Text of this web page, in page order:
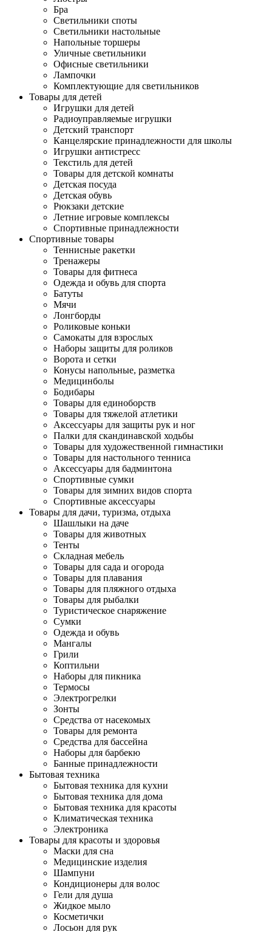
Бра
Светильники споты
Светильники настольные
Напольные торшеры
Уличные светильники
Офисные светильники
Лампочки
Комплектующие для светильников
Товары для детей
Игрушки для детей
Радиоуправляемые игрушки
Детский транспорт
Канцелярские принадлежности для школы
Игрушки антистресс
Текстиль для детей
Товары для детской комнаты
Детская посуда
Детская обувь
Рюкзаки детские
Летние игровые комплексы
Спортивные принадлежности
Спортивные товары
Теннисные ракетки
Тренажеры
Товары для фитнеса
Одежда и обувь для спорта
Батуты
Мячи
Лонгборды
Роликовые коньки
Самокаты для взрослых
Наборы защиты для роликов
Ворота и сетки
Конусы напольные, разметка
Медицинболы
Бодибары
Товары для единоборств
Товары для тяжелой атлетики
Аксессуары для защиты рук и ног
Палки для скандинавской ходьбы
Товары для художественной гимнастики
Товары для настольного тенниса
Аксессуары для бадминтона
Спортивные сумки
Товары для зимних видов спорта
Спортивные аксессуары
Товары для дачи, туризма, отдыха
Шашлыки на даче
Товары для животных
Тенты
Складная мебель
Товары для сада и огорода
Товары для плавания
Товары для пляжного отдыха
Товары для рыбалки
Туристическое снаряжение
Сумки
Одежда и обувь
Мангалы
Грили
Коптильни
Наборы для пикника
Термосы
Электрогрелки
Зонты
Средства от насекомых
Товары для ремонта
Средства для бассейна
Наборы для барбекю
Банные принадлежности
Бытовая техника
Бытовая техника для кухни
Бытовая техника для дома
Бытовая техника для красоты
Климатическая техника
Электроника
Товары для красоты и здоровья
Маски для сна
Медицинские изделия
Шампуни
Кондиционеры для волос
Гели для душа
Жидкое мыло
Косметички
Лосьон для рук